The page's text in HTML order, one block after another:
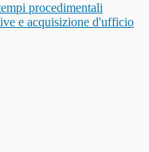
procedimentali
e acquisizione d'ufficio